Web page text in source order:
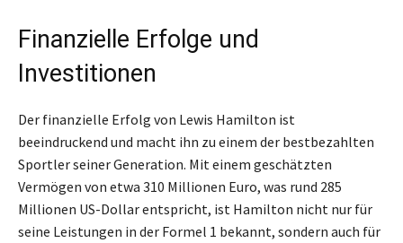
Finanzielle Erfolge und
Investitionen
Der finanzielle Erfolg von Lewis Hamilton ist
beeindruckend und macht ihn zu einem der bestbezahlten
Sportler seiner Generation. Mit einem geschätzten
Vermögen von etwa 310 Millionen Euro, was rund 285
Millionen US-Dollar entspricht, ist Hamilton nicht nur für
seine Leistungen in der Formel 1 bekannt, sondern auch für